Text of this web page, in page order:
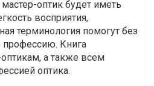
оптик будет иметь
восприятия,
терминология помогут без
профессию. Книга
а также всем
оптика.